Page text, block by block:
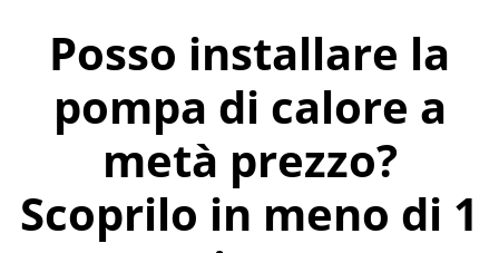
Posso installare la
pompa di calore a
metà prezzo?
Scoprilo in meno di 1